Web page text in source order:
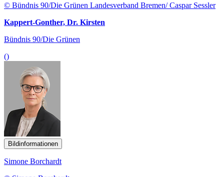
© Bündnis 90/Die Grünen Landesverband Bremen/ Caspar Sessler
Kappert-Gonther, Dr. Kirsten
Bündnis 90/Die Grünen
()
Bildinformationen
Simone Borchardt